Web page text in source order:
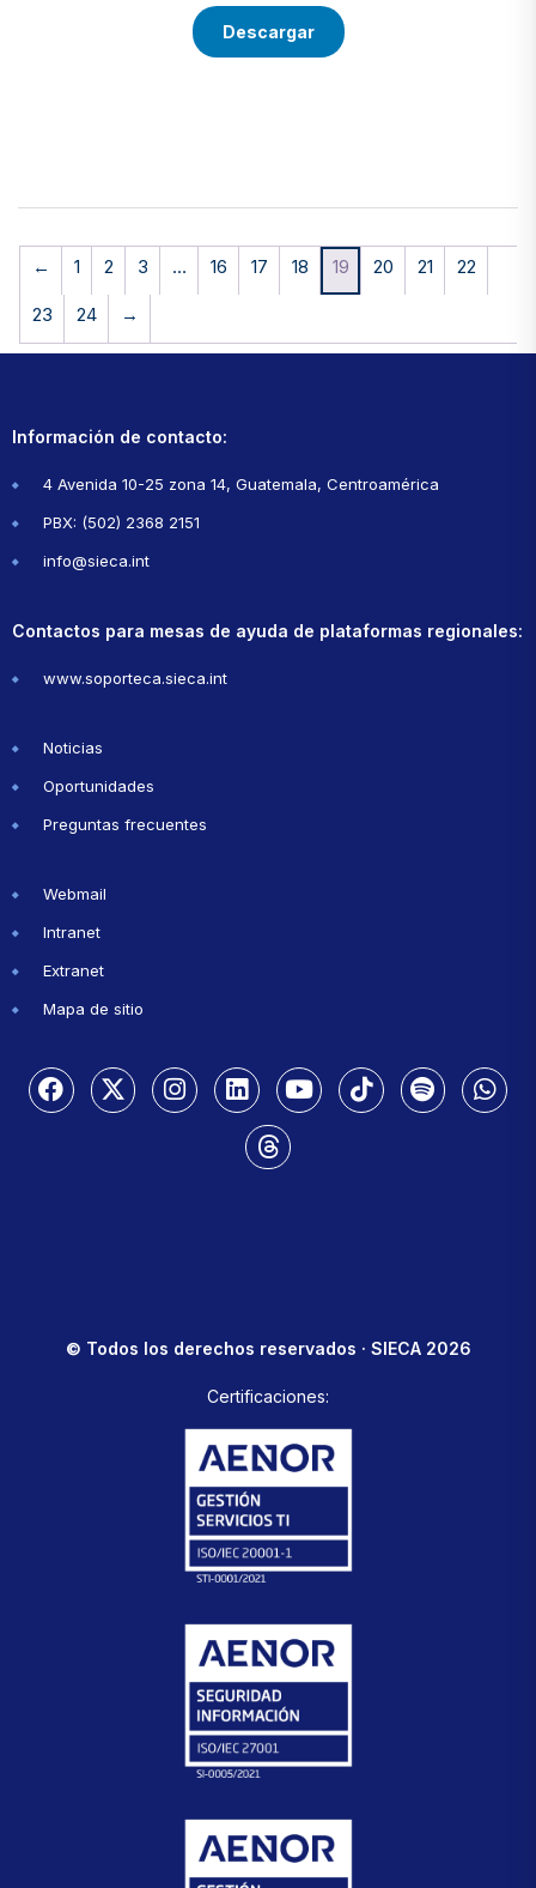
Descargar
← 1 2 3 … 16 17 18 19 20 21 22
23 24 →
Información de contacto:
4 Avenida 10-25 zona 14, Guatemala, Centroamérica
PBX: (502) 2368 2151
info@sieca.int
Contactos para mesas de ayuda de plataformas regionales:
www.soporteca.sieca.int
Noticias
Oportunidades
Preguntas frecuentes
Webmail
Intranet
Extranet
Mapa de sitio
© Todos los derechos reservados · SIECA 2026
Certificaciones: